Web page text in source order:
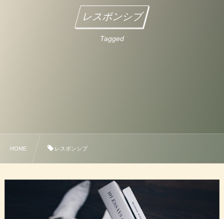
レスポンシブ
Tagged
HOME レスポンシブ